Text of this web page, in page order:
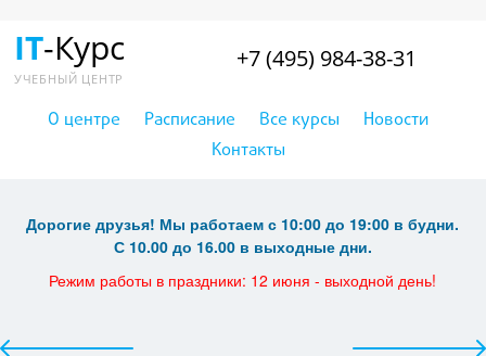
IT-Курс
УЧЕБНЫЙ ЦЕНТР
О центре Расписание Все курсы
Новости
Контакты
+7 (495) 984-38-31
Дорогие друзья! Мы работаем с 10:00 до 19:00 в будни.
С 10.00 до 16.00 в выходные дни.
Режим работы в праздники: 12 июня - выходной день!